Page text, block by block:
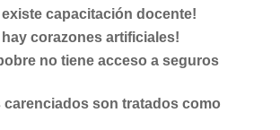
capacitación docente!
corazones artificiales!
no tiene acceso a seguros
carenciados son tratados como